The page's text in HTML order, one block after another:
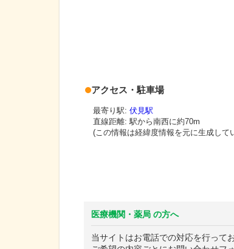
アクセス・駐車場
最寄り駅: 伏見駅
直線距離: 駅から南西に約70m
(この情報は経緯度情報を元に生成して
医療機関・薬局 の方へ
当サイトはお電話での対応を行って